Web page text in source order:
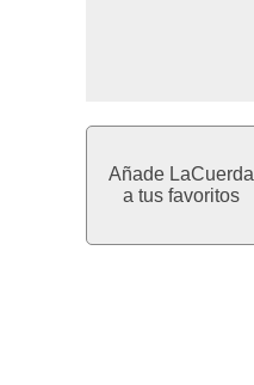
Añade LaCuerda
a tus favoritos